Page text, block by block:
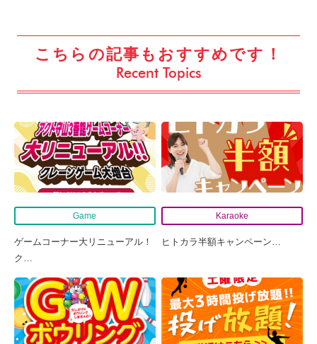
こちらの記事もおすすめです！
Recent Topics
Game
ゲームコーナー大リニューアル！
ク
Karaoke
ヒトカラ半額キャンペーン